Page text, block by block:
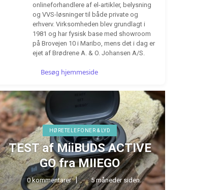
onlineforhandlere af el-artikler, belysning
og VVS-løsninger til både private og
erhverv. Virksomheden blev grundlagt i
1981 og har fysisk base med showroom
på Brovejen 10 i Maribo, mens det i dag er
ejet af Brødrene A. & O. Johansen A/S.
Besøg hjemmeside
HØRETELEFONER & LYD
TEST af MiiBUDS ACTIVE
GO fra MIIEGO
0 kommentarer 5 måneder siden